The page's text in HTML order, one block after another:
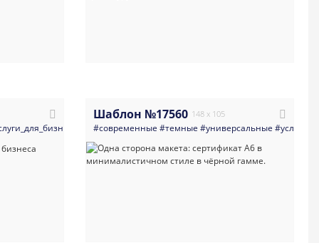
#салоны_красоты #парикмахеры#тату_боди_арт#минимализм
#косметология #визажисты #салоны_красоты
Шаблон №17560 148 x 105
#современные #темные #универсальные